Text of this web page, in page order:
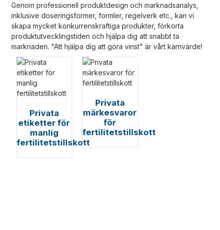
Genom professionell produktdesign och marknadsanalys,
inklusive doseringsformer, formler, regelverk etc., kan vi
skapa mycket konkurrenskraftiga produkter, förkorta
produktutvecklingstiden och hjälpa dig att snabbt ta
marknaden. "Att hjälpa dig att göra vinst" är vårt kärnvärde!
Privata
etiketter för
manlig
fertilitetstillskott
Privata
märkesvaror
för
fertilitetstillskott